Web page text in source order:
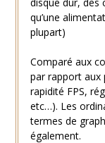
qu’une
plupart)
Comparé aux
par rapport aux
rapidité FPS,
etc…). Les
termes de
également.